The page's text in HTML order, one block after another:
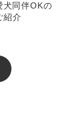
犬同伴OKの
紹介